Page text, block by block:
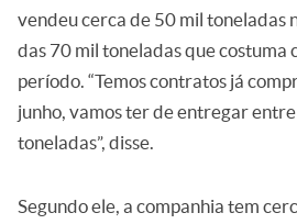
vendeu cerca de 50 mil toneladas
das 70 mil toneladas que costuma
período. “Temos contratos já
junho, vamos ter de entregar
toneladas”, disse.
Segundo ele, a companhia tem